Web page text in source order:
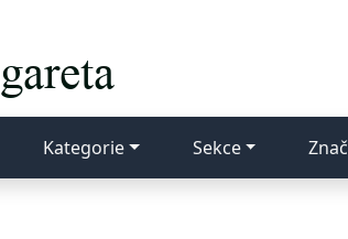
Kategorie Sekce